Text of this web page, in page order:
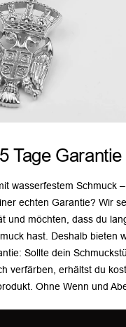
Tage Garantie
wasserfestem Schmuck
echten Garantie? Wir
und möchten, dass du
hast. Deshalb bieten
Sollte dein
verfärben, erhältst du
Ohne Wenn und